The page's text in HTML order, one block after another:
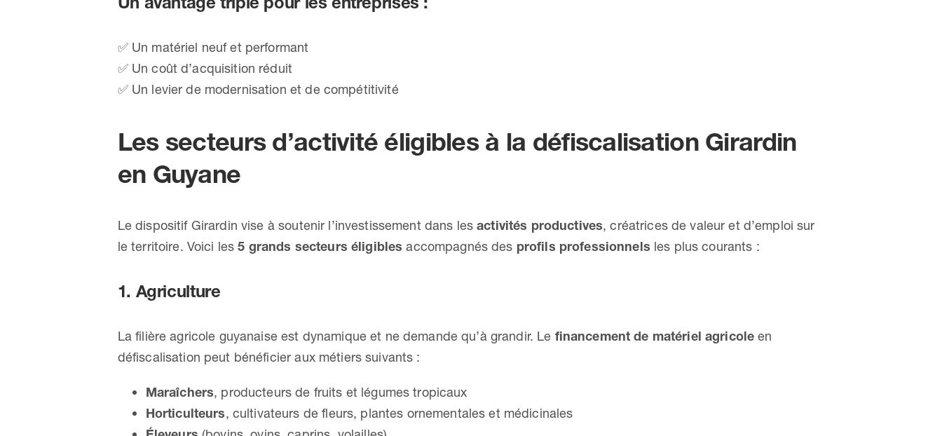
✅ Un matériel neuf et performant
✅ Un coût d’acquisition réduit
✅ Un levier de modernisation et de compétitivité
Les secteurs d’activité éligibles à la défiscalisation Girardin
en Guyane
Le dispositif Girardin vise à soutenir l’investissement dans lesactivités productives, créatrices de valeur et d’emploi sur
le territoire. Voici les5 grands secteurs éligibles accompagnés des profils professionnels les plus courants :
1. Agriculture
La filière agricole guyanaise est dynamique et ne demande qu’à grandir. Le financement de matériel agricole en
défiscalisation peut bénéficier aux métiers suivants :
Maraîchers, producteurs de fruits et légumes tropicaux
Horticulteurs, cultivateurs de fleurs, plantes ornementales et médicinales